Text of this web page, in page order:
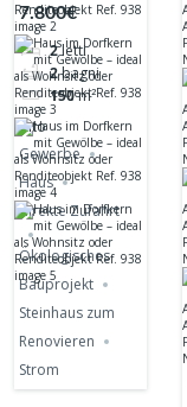
Gewölbe –
ideal als
Wohnsitz
oder
Renditeobjekt
Ref. 938
7.800€
2letti
2bagni
150m²
Alto
Gewerbe
Haus
direkte Zufahrt
Ökologisches
Bauprojekt
Steinhaus zum
Renovieren
Strom